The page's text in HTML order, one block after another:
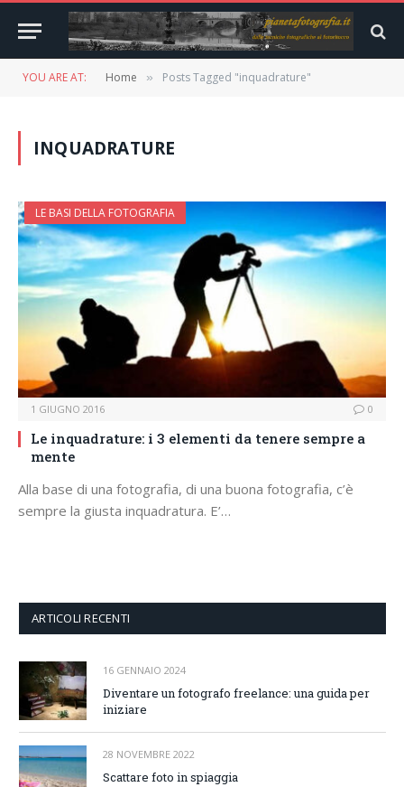
YOU ARE AT: Home » Posts Tagged "inquadrature"
INQUADRATURE
LE BASI DELLA FOTOGRAFIA
1 GIUGNO 2016 0
Le inquadrature: i 3 elementi da tenere sempre a
mente
Alla base di una fotografia, di una buona fotografia, c’è
sempre la giusta inquadratura. E’…
ARTICOLI RECENTI
16 GENNAIO 2024
Diventare un fotografo freelance: una guida per
iniziare
28 NOVEMBRE 2022
Scattare foto in spiaggia